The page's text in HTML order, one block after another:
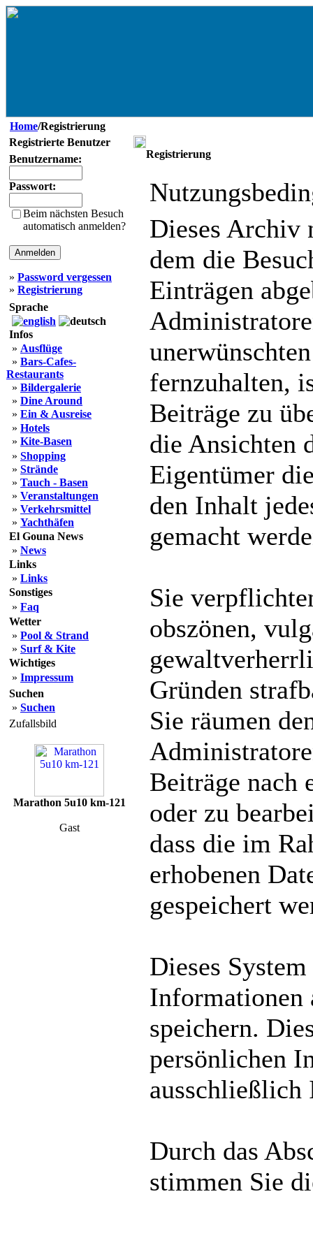
Home/Registrierung
Registrierte Benutzer
Benutzername:
Passwort:
Beim nächsten Besuch
automatisch anmelden?
» Password vergessen
» Registrierung
Sprache
Infos
» Ausflüge
» Bars-Cafes-
Restaurants
» Bildergalerie
» Dine Around
» Ein & Ausreise
» Hotels
» Kite-Basen
» Shopping
» Strände
» Tauch - Basen
» Veranstaltungen
» Verkehrsmittel
» Yachthäfen
El Gouna News
» News
Links
» Links
Sonstiges
» Faq
Wetter
» Pool & Strand
» Surf & Kite
Wichtiges
» Impressum
Suchen
» Suchen
Zufallsbild
Marathon 5u10 km-121
Gast
Registrierung
Dieses Archiv
dem die
Einträgen
fernzuhalten,
Beiträge zu
die Ansichten
Eigentümer
den Inhalt
gemacht
Sie
obszönen,
Gründen
Sie räumen
Beiträge nach
oder zu
dass die im
erhobenen
gespeichert
Dieses
Informationen
speichern.
persönlichen
Durch das
stimmen Sie